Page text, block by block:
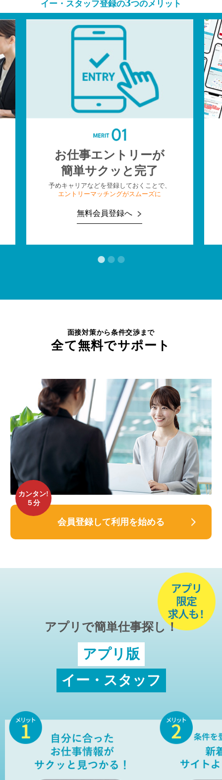
イー・スタッフ登録の つのメリット
お仕事エントリーが
簡単サクッと完了
予めキャリアなどを登録しておくことで、
エントリーマッチングがスムーズに
無料会員登録へ
面接対策から条件交渉まで
全て無料でサポート
カンタン!
５分
会員登録して利用を始める
アプリで簡単仕事探し！
アプリ版
イー・スタッフ